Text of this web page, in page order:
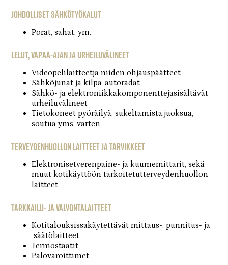
Johdolliset sähkötyökalut
Porat, sahat, ym.
Lelut, vapaa-ajan ja urheiluvälineet
Videopelilaitteetja niiden ohjauspäätteet
Sähköjunat ja kilpa-autoradat
Sähkö- ja elektroniikkakomponenttejasisältävät
urheiluvälineet
Tietokoneet pyöräilyä, sukeltamista,juoksua,
soutua yms. varten
Terveydenhuollon laitteet ja tarvikkeet
Elektronisetverenpaine- ja kuumemittarit, sekä
muut kotikäyttöön tarkoitetutterveydenhuollon
laitteet
Tarkkailu- ja valvontalaitteet
Kotitalouksissakäytettävät mittaus-, punnitus- ja
säätölaitteet
Termostaatit
Palovaroittimet